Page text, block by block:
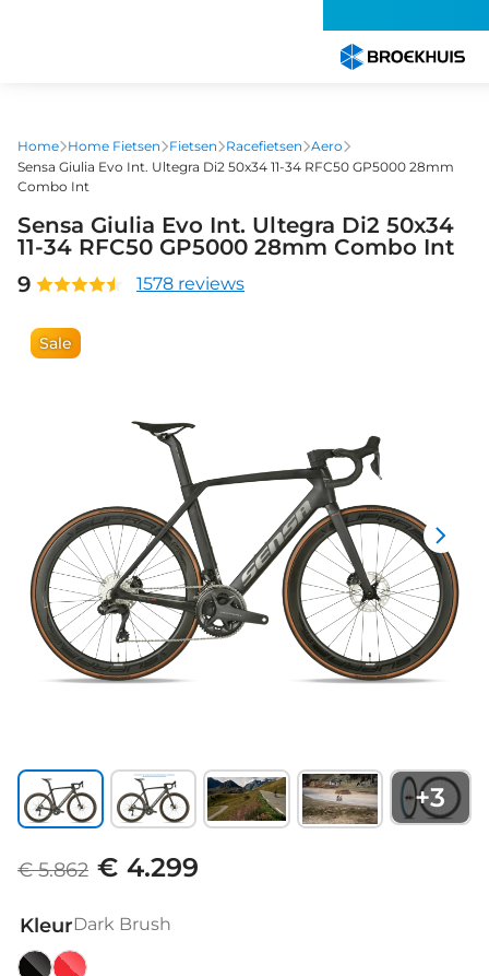
gaan
Home Home Fietsen Fietsen Racefietsen Aero
Sensa Giulia Evo Int. Ultegra Di2 50x34 11-34 RFC50 GP5000 28mm
Combo Int
Sensa Giulia Evo Int. Ultegra Di2 50x34
11-34 RFC50 GP5000 28mm Combo Int
9
1578 reviews
Sale
+3
€ 5.862 € 4.299
KleurDark Brush